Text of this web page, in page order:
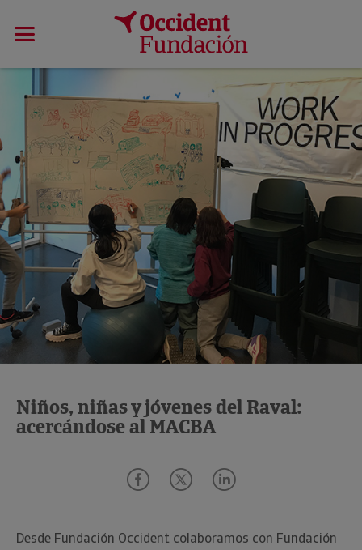
Niños, niñas y jóvenes del Raval:
acercándose al MACBA
Desde Fundación Occident colaboramos con Fundación